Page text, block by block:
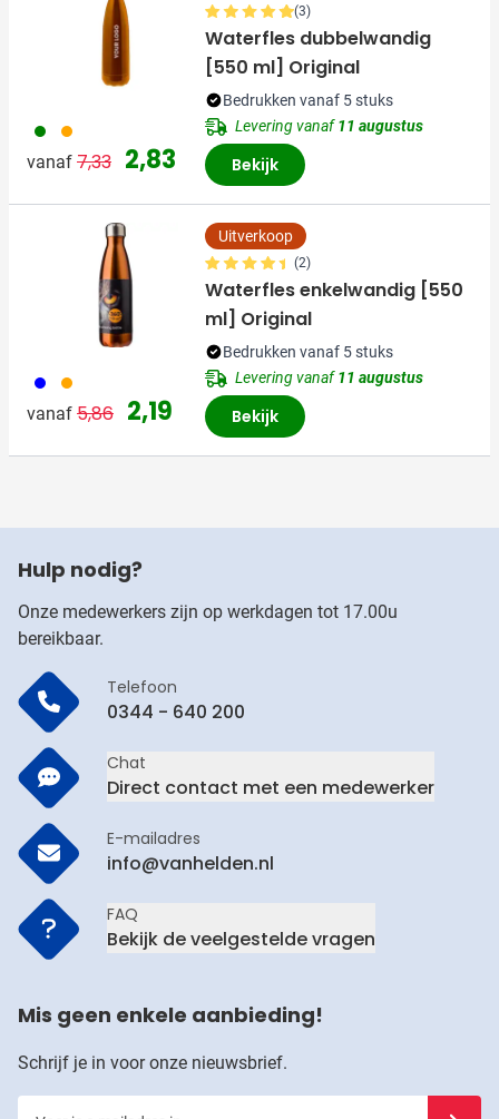
004 007
vanaf Normale prijs
7,33 Speciale prijs
2,83
(3)
Waterfles dubbelwandig
[550 ml] Original
Bedrukken vanaf 5 stuks
Levering vanaf11 augustus
Bekijk
005 007
vanaf Normale prijs
5,86 Speciale prijs
2,19
Uitverkoop
(2)
Waterfles enkelwandig [550
ml] Original
Bedrukken vanaf 5 stuks
Levering vanaf11 augustus
Bekijk
Hulp nodig?
Onze medewerkers zijn op werkdagen tot 17.00u
bereikbaar.
Telefoon
0344 - 640 200
Chat
Direct contact met een medewerker
E-mailadres
info@vanhelden.nl
FAQ
Bekijk de veelgestelde vragen
Mis geen enkele aanbieding!
Schrijf je in voor onze nieuwsbrief.